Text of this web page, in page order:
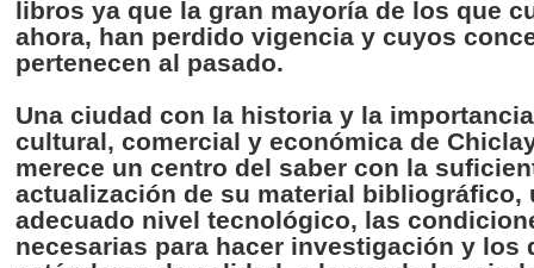
libros ya que la gran mayoría de los que
ahora, han perdido vigencia y cuyos
pertenecen al pasado.
Una ciudad con la historia y la importancia
cultural, comercial y económica de
merece un centro del saber con la
actualización de su material bibliográfico,
adecuado nivel tecnológico, las
necesarias para hacer investigación y los